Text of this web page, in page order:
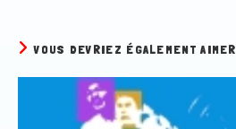
VOUS DEVRIEZ ÉGALEMENT AIMER